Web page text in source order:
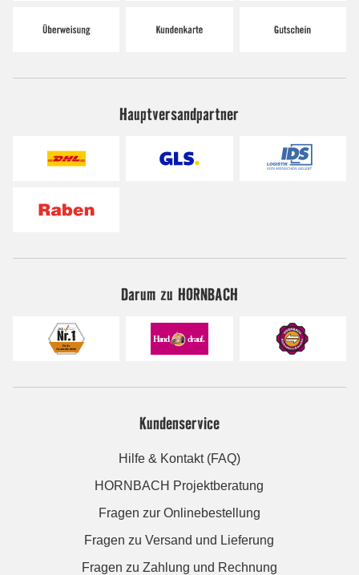
Hauptversandpartner
Darum zu HORNBACH
Kundenservice
Hilfe & Kontakt (FAQ)
HORNBACH Projektberatung
Fragen zur Onlinebestellung
Fragen zu Versand und Lieferung
Fragen zu Zahlung und Rechnung